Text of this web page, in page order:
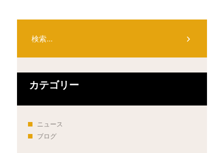
カテゴリー
ニュース
ブログ